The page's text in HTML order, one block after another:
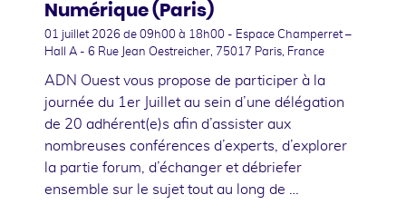
Numérique (Paris)
01 juillet 2026 de 09h00 à 18h00 - Espace Champerret –
Hall A - 6 Rue Jean Oestreicher, 75017 Paris, France
ADN Ouest vous propose de participer à la
journée du 1er Juillet au sein d’une délégation
de 20 adhérent(e)s afin d’assister aux
nombreuses conférences d’experts, d’explorer
la partie forum, d’échanger et débriefer
ensemble sur le sujet tout au long de …